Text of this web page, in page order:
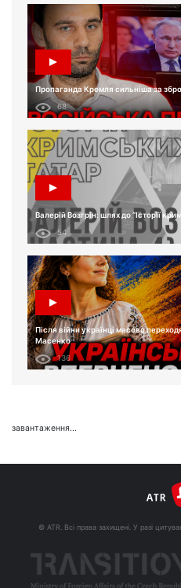
Пропаганда Кремля сильніша за
68
Валерій Возгрін: шлях до “Історії
54
Після війни українці масово
Масенко
136
завантаження...
© ATR. Всі права захищені. У разі